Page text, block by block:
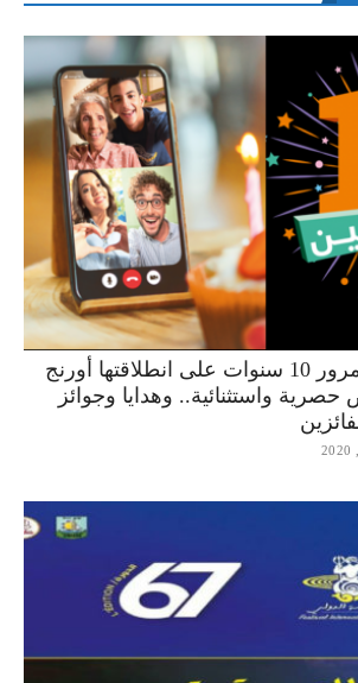
بمناسبة احتفالها بمرور 10 سنوات على انطلاقتها أورنج
واستثنائية.. وهدايا وجوائز